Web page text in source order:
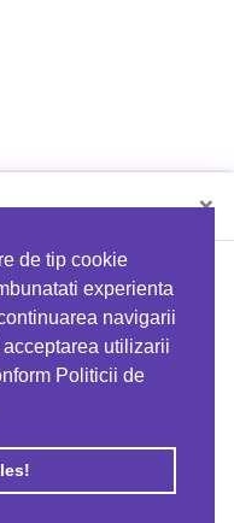
de tip cookie
experienta
navigarii
utilizarii
Politicii de
×
folosind codul